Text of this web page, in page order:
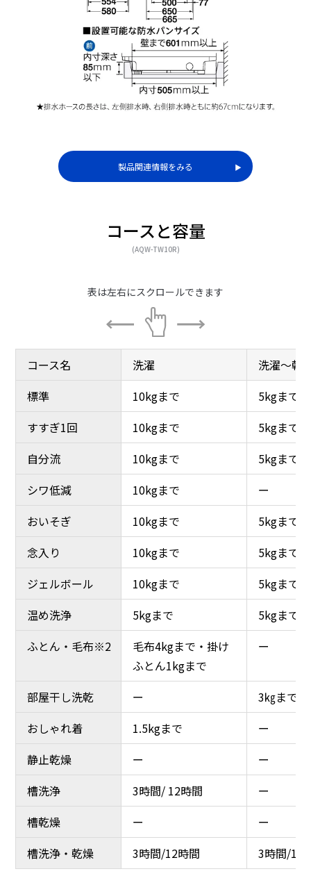
コースやモードを選んで
布がらみを抑えて取り出
しやすい
こだわりの清潔仕様 こだわりの清潔仕様
製品関連情報をみる ▶︎
コースと容量
(AQW-TW10R)
コース名 洗濯
洗濯～乾
標準
10kgまで
5kgまで
すすぎ1回
10kgまで
5kgまで
自分流
10kgまで
5kgまで
シワ低減
10kgまで
ー
おいそぎ
10kgまで
5kgまで
念入り
10kgまで
5kgまで
ジェルボール
10kgまで
5kgまで
温め洗浄
5kgまで
5kgまで
ふとん・毛布※2
毛布4kgまで・掛け
ふとん1kgまで
ー
部屋干し洗乾 ー
3㎏まで
おしゃれ着
1.5kgまで
ー
静止乾燥
ー
ー
槽洗浄
3時間/ 12時間
ー
槽乾燥
ー
ー
槽洗浄・乾燥
3時間/12時間 3時間/12
コース名 洗濯
洗濯～乾
標準
10kgまで
5kgまで
すすぎ1回
10kgまで
5kgまで
自分流
10kgまで
5kgまで
シワ低減
10kgまで
ー
おいそぎ
10kgまで
5kgまで
念入り
10kgまで
5kgまで
ジェルボール
10kgまで
5kgまで
温め洗浄
5kgまで
5kgまで
ふとん・毛布※2
毛布4kgまで・掛け
ふとん1kgまで
ー
部屋干し洗乾 ー
3㎏まで
おしゃれ着
1.5kgまで
ー
静止乾燥
ー
ー
槽洗浄
3時間/ 12時間
ー
槽乾燥
ー
ー
槽洗浄・乾燥
3時間/12時間 3時間/12